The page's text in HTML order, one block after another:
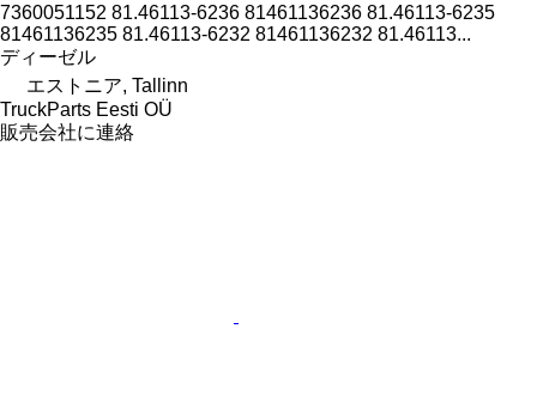
7360051152 81.46113-6236 81461136236 81.46113-6235
81461136235 81.46113-6232 81461136232 81.46113...
ディーゼル
エストニア, Tallinn
TruckParts Eesti OÜ
販売会社に連絡